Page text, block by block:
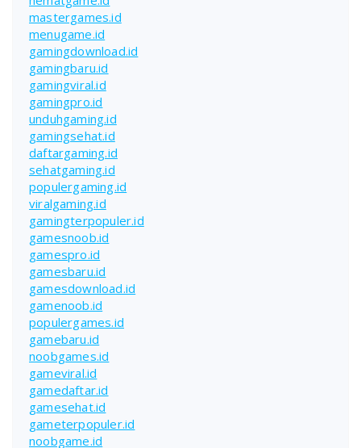
mastergames.id
menugame.id
gamingdownload.id
gamingbaru.id
gamingviral.id
gamingpro.id
unduhgaming.id
gamingsehat.id
daftargaming.id
sehatgaming.id
populergaming.id
viralgaming.id
gamingterpopuler.id
gamesnoob.id
gamespro.id
gamesbaru.id
gamesdownload.id
gamenoob.id
populergames.id
gamebaru.id
noobgames.id
gameviral.id
gamedaftar.id
gamesehat.id
gameterpopuler.id
noobgame.id